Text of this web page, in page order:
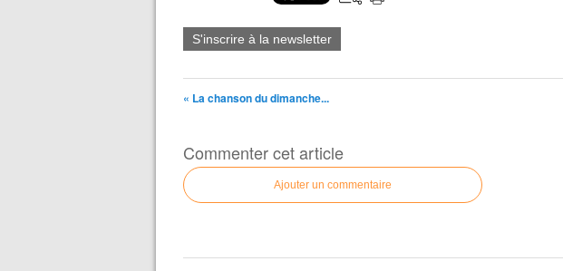
S'inscrire à la newsletter
« La chanson du dimanche...
Commenter cet article
Ajouter un commentaire